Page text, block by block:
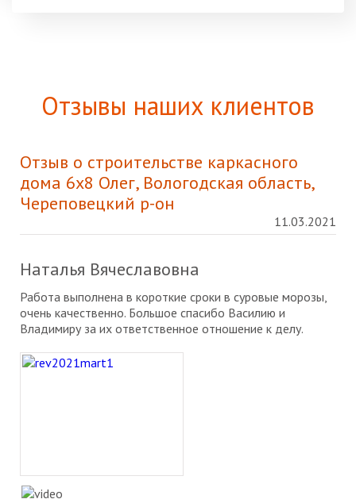
Отзывы наших клиентов
Отзыв о строительстве каркасного
дома 6х8 Олег, Вологодская область,
Череповецкий р-он
11.03.2021
Наталья Вячеславовна
Работа выполнена в короткие сроки в суровые морозы,
очень качественно. Большое спасибо Василию и
Владимиру за их ответственное отношение к делу.